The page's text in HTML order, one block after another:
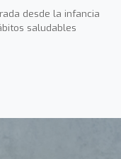
desde la infancia
saludables